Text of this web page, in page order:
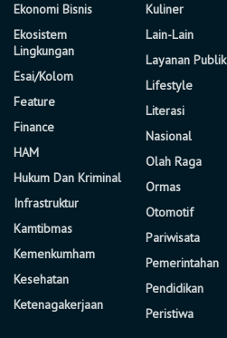
Ekonomi Bisnis
Ekosistem
Lingkungan
Esai/Kolom
Feature
Finance
HAM
Hukum Dan Kriminal
Infrastruktur
Kamtibmas
Kemenkumham
Kesehatan
Ketenagakerjaan
Kuliner
Lain-Lain
Layanan Publik
Lifestyle
Literasi
Nasional
Olah Raga
Ormas
Otomotif
Pariwisata
Pemerintahan
Pendidikan
Peristiwa